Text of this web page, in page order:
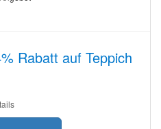
Rabatt auf Teppich